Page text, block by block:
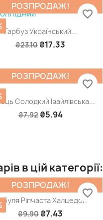
Гарбуз Український...
₴23.10 ₴17.33
РОЗПРОДАЖ!
favorite_border
Солодкий Івайлівська...
₴7.92 ₴5.94
РОЗПРОДАЖ!
favorite_border
в цій категорії:
Рiпчаста Халцедон
₴9.90 ₴7.43
РОЗПРОДАЖ!
favorite_border